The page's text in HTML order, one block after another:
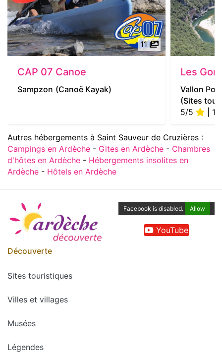
11
CAP 07 Canoe
Sampzon (Canoë Kayak)
Les
Vallon
(Sites
5/5
| 1
Autres hébergements à Saint Sauveur de Cruzières :
Campings en Ardèche - Gites en Ardèche - Chambres
d'hôtes en Ardèche - Hébergements insolites en
Ardèche - Hôtels en Ardèche
Facebook is disabled. Allow
YouTube
Découverte
Sites touristiques
Villes et villages
Musées
Légendes